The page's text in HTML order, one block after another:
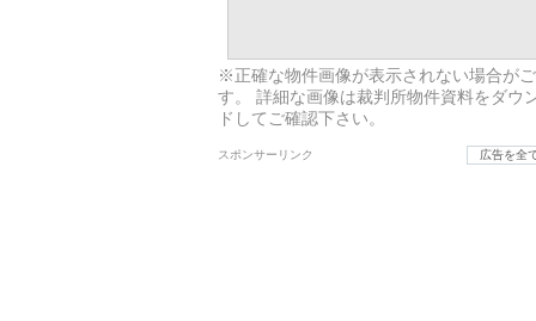
※正確な物件画像が表示されない場合が
す。 詳細な画像は裁判所物件資料をダウ
ドしてご確認下さい。
スポンサーリンク 広告を全